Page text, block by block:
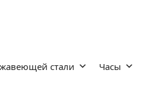
стали Часы